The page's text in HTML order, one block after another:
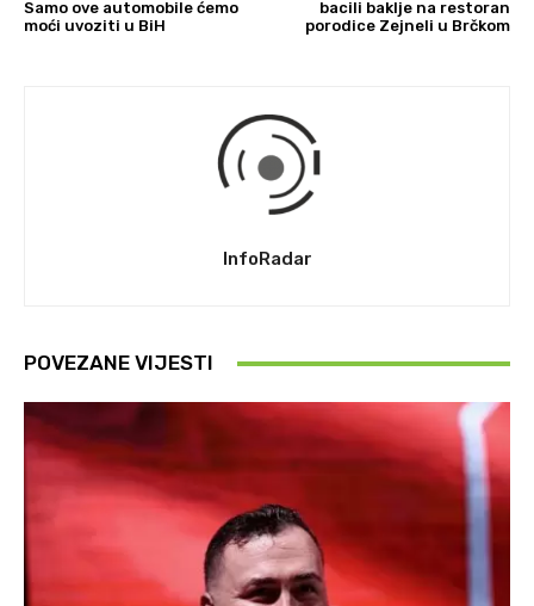
Samo ove automobile ćemo
moći uvoziti u BiH
bacili baklje na restoran
porodice Zejneli u Brčkom
InfoRadar
POVEZANE VIJESTI